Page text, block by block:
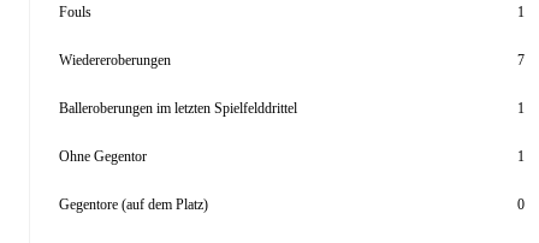
Fouls 1
Wiedereroberungen 7
Balleroberungen im letzten Spielfelddrittel 1
Ohne Gegentor 1
Gegentore (auf dem Platz) 0